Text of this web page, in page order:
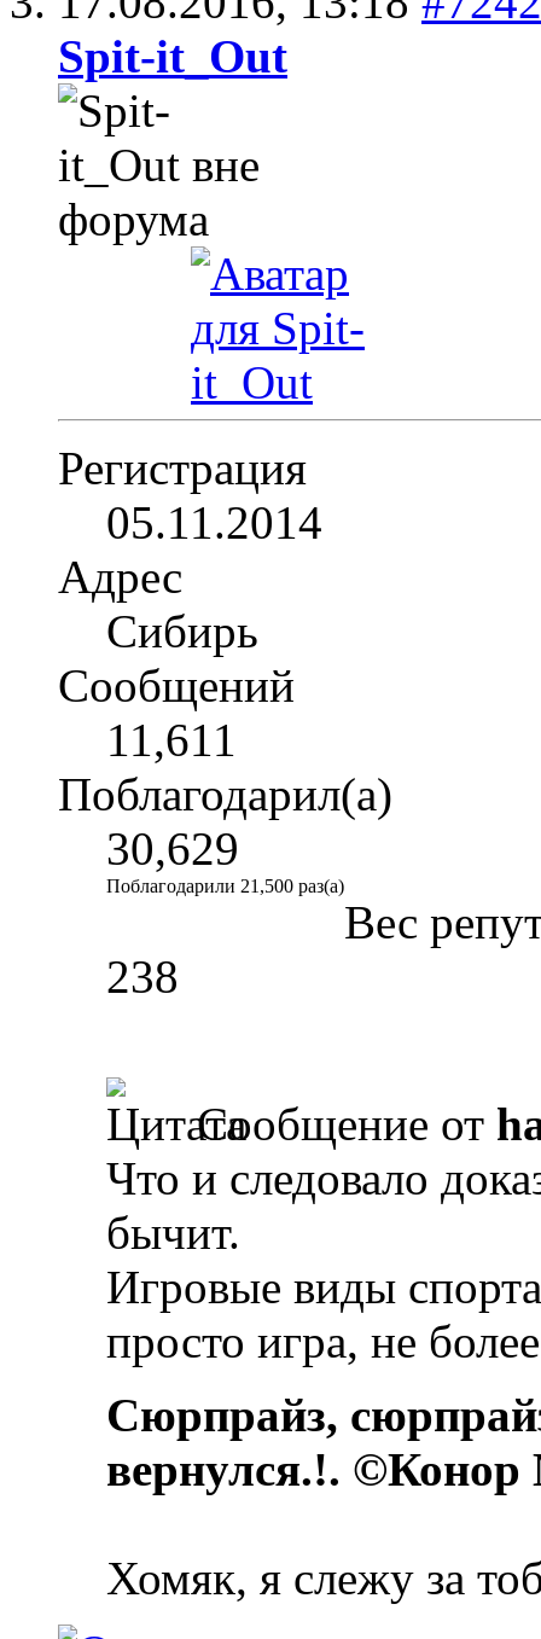
Spit-it_Out
Регистрация
05.11.2014
Адрес
Сибирь
Сообщений
11,611
Поблагодарил(а)
30,629
Поблагодарили 21,500 раз(а)
Вес
238
Сообщение от
Что и следовало
бычит.
Игровые виды
просто игра, не
Сюрпрайз,
вернулся.!.
Хомяк, я слежу за